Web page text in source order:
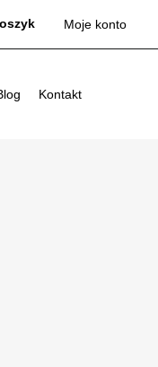
Moje konto
Kontakt